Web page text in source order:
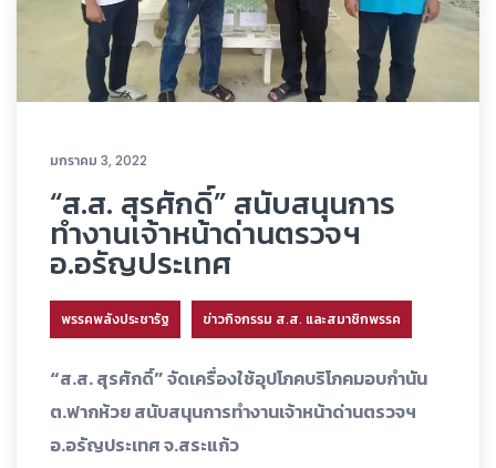
มกราคม 3, 2022
“ส.ส. สุรศักดิ์” สนับสนุนการ
ทำงานเจ้าหน้าด่านตรวจฯ
อ.อรัญประเทศ
พรรคพลังประชารัฐ ข่าวกิจกรรม ส.ส. และสมาชิกพรรค
“ส.ส. สุรศักดิ์” จัดเครื่องใช้อุปโภคบริโภคมอบกำนัน
ต.ฟากห้วย สนับสนุนการทำงานเจ้าหน้าด่านตรวจฯ
อ.อรัญประเทศ จ.สระแก้ว